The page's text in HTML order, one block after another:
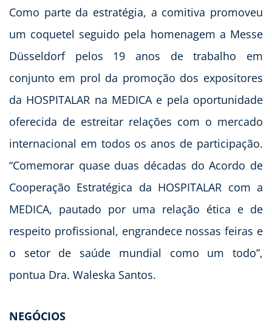
Como parte da estratégia, a comitiva promoveu
um coquetel seguido pela homenagem a Messe
Düsseldorf pelos 19 anos de trabalho em
conjunto em prol da promoção dos expositores
da HOSPITALAR na MEDICA e pela oportunidade
oferecida de estreitar relações com o mercado
internacional em todos os anos de participação.
“Comemorar quase duas décadas do Acordo de
Cooperação Estratégica da HOSPITALAR com a
MEDICA, pautado por uma relação ética e de
respeito profissional, engrandece nossas feiras e
o setor de saúde mundial como um todo”,
pontua Dra. Waleska Santos.
NEGÓCIOS